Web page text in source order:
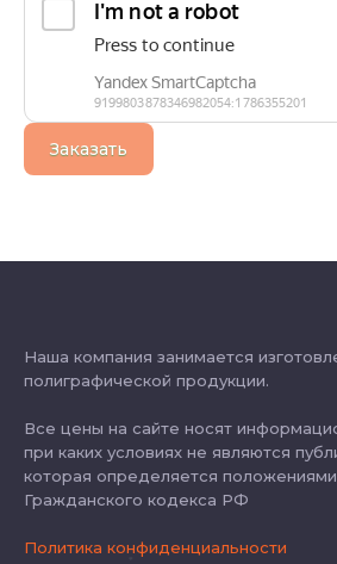
Заказать
Наша компания занимается
полиграфической продукции.
Все цены на сайте носят
при каких условиях не являются
которая определяется положениями
Гражданского кодекса РФ
Политика конфиденциальности